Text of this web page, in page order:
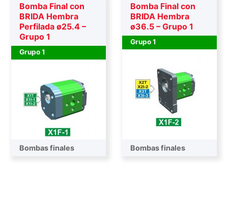
Bomba Final con
BRIDA Hembra
Perfilada ø25.4 –
Grupo 1
Grupo 1
Bombas finales
Bomba Final con
BRIDA Hembra
ø36.5 – Grupo 1
Grupo 1
Bombas finales